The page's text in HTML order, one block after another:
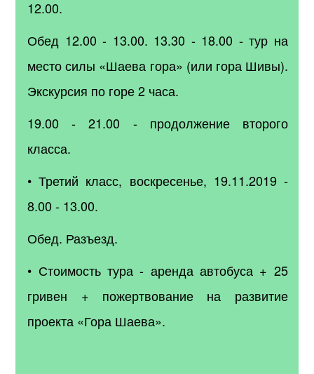
12.00.
Обед 12.00 - 13.00. 13.30 - 18.00 - тур на
место силы «Шаева гора» (или гора Шивы).
Экскурсия по горе 2 часа.
19.00 - 21.00 - продолжение второго
класса.
• Третий класс, воскресенье, 19.11.2019 -
8.00 - 13.00.
Обед. Разъезд.
• Стоимость тура - аренда автобуса + 25
гривен + пожертвование на развитие
проекта «Гора Шаева».